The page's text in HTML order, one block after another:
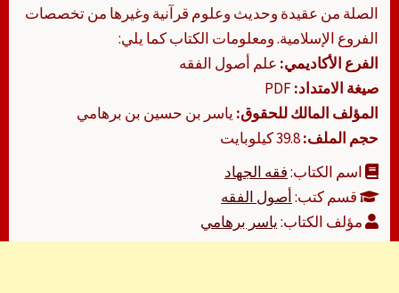
الصلة من عقيدة وحديث وعلوم قرآنية وغيرها من تخصصات
الفروع الإسلامية. ومعلومات الكتاب كما يلي:
الفرع الأكاديمي: علم أصول الفقه
صيغة الامتداد:
المؤلف المالك للحقوق: ياسر بن حسين بن برهامي
حجم الملف:
اسم الكتاب:فقه الجهاد
قسم كتب:أصول الفقه
مؤلف الكتاب:ياسر برهامي